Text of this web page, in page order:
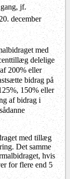
jf.
december
med
delelige
200% eller
bidrag på
150% eller
af bidrag i
med tillæg
Det samme
hvis
for flere end 5